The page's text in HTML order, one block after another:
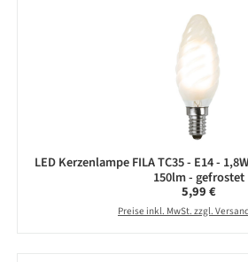
LED Kerzenlampe FILA TC35 - E14 -
150lm - gefrostet
Regulärer
5,99 €
Preise inkl. MwSt. zzgl.